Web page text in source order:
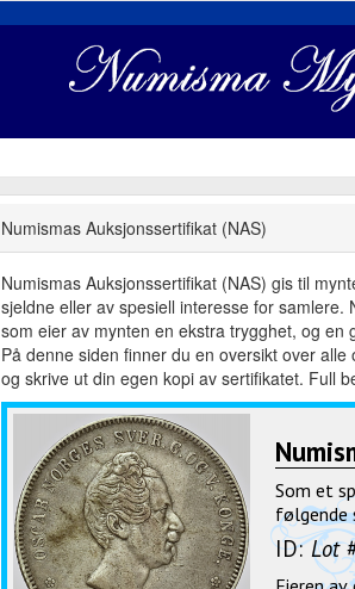
Numismas Auksjonssertifikat (NAS)
Numismas Auksjonssertifikat (NAS) gis til
sjeldne eller av spesiell interesse for
som eier av mynten en ekstra trygghet, og
På denne siden finner du en oversikt over
og skrive ut din egen kopi av sertifikatet. Full